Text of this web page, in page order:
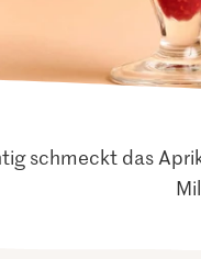
schmeckt das